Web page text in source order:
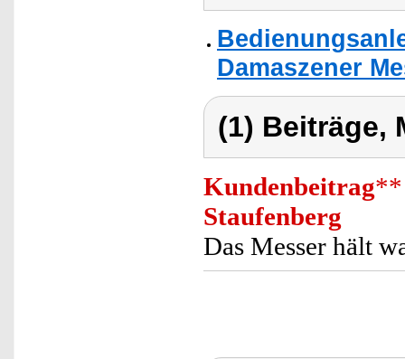
Damaszener
(1) Beiträge,
Kundenbeitrag**
Staufenberg
Das Messer hält